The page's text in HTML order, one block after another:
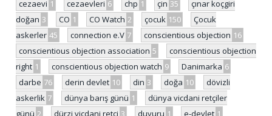
cezaevi 1 cezaevleri 6 chp 1 çin 35
çınar koçgiri
doğan 3 CO 1 CO Watch 2 çocuk 150
Çocuk
askerler 45 connection e.V 7 conscientious objection 16
conscientious objection association 5
conscientious objection
right 1 conscientious objection watch 9 Danimarka 6
darbe 76 derin devlet 10 din 3 doğa 10
dövizli
askerlik 7 dünya barış günü 1
dünya vicdani retçiler
günü 2 dürzi vicdani retçi 3 duyuru 1 e-devlet 1